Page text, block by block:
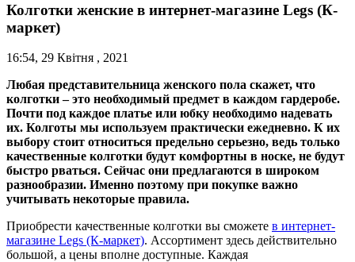
Колготки женские в интернет-магазине Legs (К-
маркет)
16:54, 29 Квітня , 2021
Любая представительница женского пола скажет, что
колготки – это необходимый предмет в каждом гардеробе.
Почти под каждое платье или юбку необходимо надевать
их. Колготы мы используем практически ежедневно. К их
выбору стоит относиться предельно серьезно, ведь только
качественные колготки будут комфортны в носке, не будут
быстро рваться. Сейчас они предлагаются в широком
разнообразии. Именно поэтому при покупке важно
учитывать некоторые правила.
Приобрести качественные колготки вы сможете в интернет-
магазине Legs (К-маркет). Ассортимент здесь действительно
большой, а цены вполне доступные. Каждая